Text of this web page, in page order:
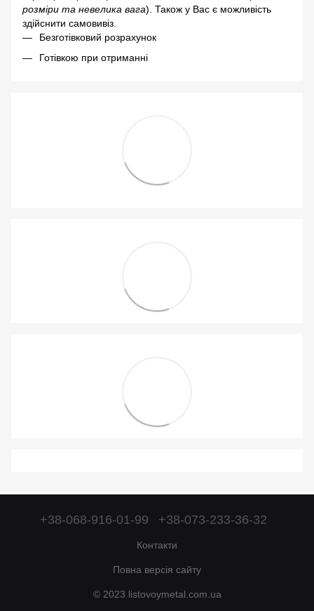
розміри та невелика вага). Також у Вас є можливість
здійснити самовивіз.
Безготівковий розрахунок
Готівкою при отриманні
+38-068-916-01-99 +38-073-233-36-32
Контакти
Повна версія сайту
© 2023 listovoymetal.com.ua